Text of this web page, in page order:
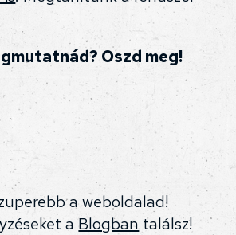
Oszd meg!
a weboldalad!
aBlogbantalálsz!